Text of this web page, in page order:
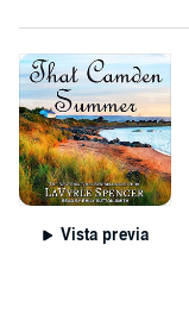
Vista previa